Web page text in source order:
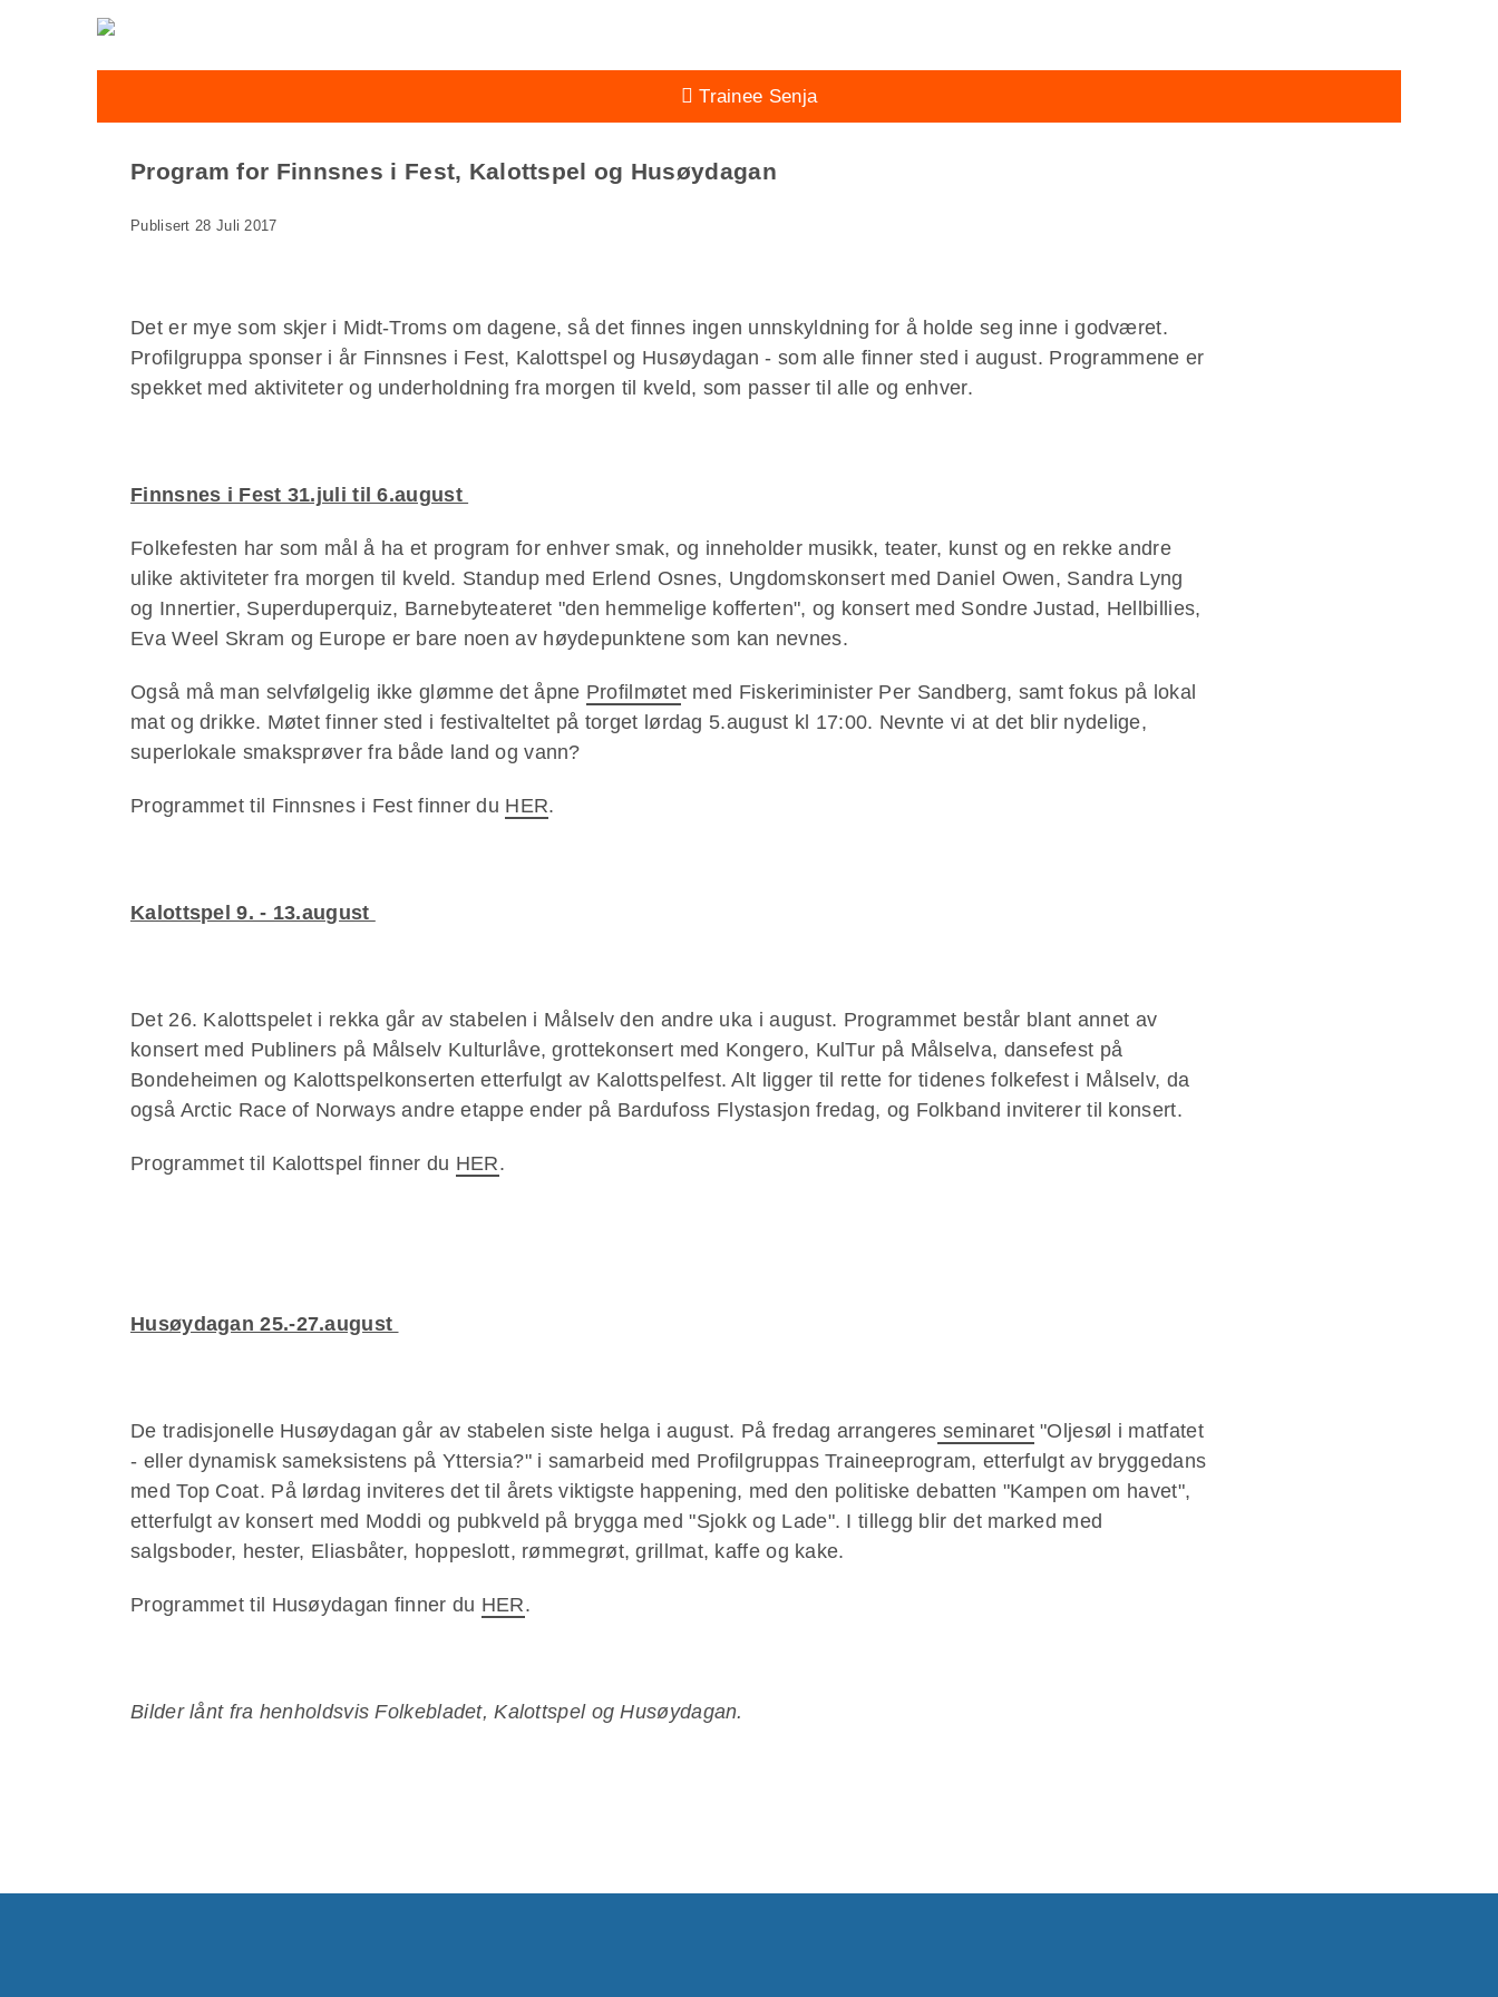
Trainee Senja
Program for Finnsnes i Fest, Kalottspel og Husøydagan
Publisert 28 Juli 2017
Det er mye som skjer i Midt-Troms om dagene, så det finnes ingen unnskyldning for å holde seg inne i godværet.
Profilgruppa sponser i år Finnsnes i Fest, Kalottspel og Husøydagan - som alle finner sted i august. Programmene er
spekket med aktiviteter og underholdning fra morgen til kveld, som passer til alle og enhver.
Finnsnes i Fest 31.juli til 6.august
Folkefesten har som mål å ha et program for enhver smak, og inneholder musikk, teater, kunst og en rekke andre
ulike aktiviteter fra morgen til kveld. Standup med Erlend Osnes, Ungdomskonsert med Daniel Owen, Sandra Lyng
og Innertier, Superduperquiz, Barnebyteateret "den hemmelige kofferten", og konsert med Sondre Justad, Hellbillies,
Eva Weel Skram og Europe er bare noen av høydepunktene som kan nevnes.
Også må man selvfølgelig ikke glømme det åpne Profilmøtet med Fiskeriminister Per Sandberg, samt fokus på lokal
mat og drikke. Møtet finner sted i festivalteltet på torget lørdag 5.august kl 17:00. Nevnte vi at det blir nydelige,
superlokale smaksprøver fra både land og vann?
Programmet til Finnsnes i Fest finner du HER.
Kalottspel 9. - 13.august
Det 26. Kalottspelet i rekka går av stabelen i Målselv den andre uka i august. Programmet består blant annet av
konsert med Publiners på Målselv Kulturlåve, grottekonsert med Kongero, KulTur på Målselva, dansefest på
Bondeheimen og Kalottspelkonserten etterfulgt av Kalottspelfest. Alt ligger til rette for tidenes folkefest i Målselv, da
også Arctic Race of Norways andre etappe ender på Bardufoss Flystasjon fredag, og Folkband inviterer til konsert.
Programmet til Kalottspel finner du HER.
Husøydagan 25.-27.august
De tradisjonelle Husøydagan går av stabelen siste helga i august. På fredag arrangeres seminaret"Oljesøl i matfatet
- eller dynamisk sameksistens på Yttersia?" i samarbeid med Profilgruppas Traineeprogram, etterfulgt av bryggedans
med Top Coat. På lørdag inviteres det til årets viktigste happening, med den politiske debatten "Kampen om havet",
etterfulgt av konsert med Moddi og pubkveld på brygga med "Sjokk og Lade". I tillegg blir det marked med
salgsboder, hester, Eliasbåter, hoppeslott, rømmegrøt, grillmat, kaffe og kake.
Programmet til Husøydagan finner du HER.
Bilder lånt fra henholdsvis Folkebladet, Kalottspel og Husøydagan.